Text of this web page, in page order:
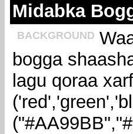
Midabka
BACKGROUND
bogga
lagu qoraa